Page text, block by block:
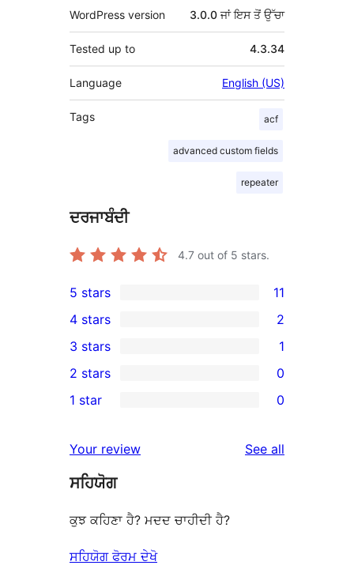
WordPress version 3.0.0 ਜਾਂ ਇਸ ਤੋਂ ਉੱਚਾ
Tested up to 4.3.34
Language English (US)
Tags acf
advanced custom fields
repeater
ਦਰਜਾਬੰਦੀ
4.7 out of 5 stars.
11
5-
star
reviews
5 stars 11
4-
star
reviews
4 stars 2
1
3-
star
3 stars 1
2-
reviews
2 stars 0
star
reviews
1 star 0
Your review See all
ਸਹਿਯੋਗ
ਕੁਝ ਕਹਿਣਾ ਹੈ? ਮਦਦ ਚਾਹੀਦੀ ਹੈ?
ਸਹਿਯੋਗ ਫੋਰਮ ਦੇਖੋ